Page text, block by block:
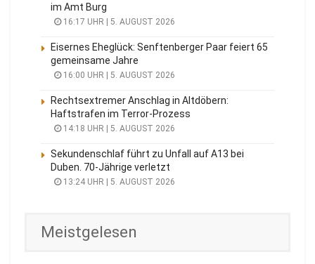
im Amt Burg
16:17 UHR | 5. AUGUST 2026
Eisernes Eheglück: Senftenberger Paar feiert 65
gemeinsame Jahre
16:00 UHR | 5. AUGUST 2026
Rechtsextremer Anschlag in Altdöbern:
Haftstrafen im Terror-Prozess
14:18 UHR | 5. AUGUST 2026
Sekundenschlaf führt zu Unfall auf A13 bei
Duben. 70-Jährige verletzt
13:24 UHR | 5. AUGUST 2026
Meistgelesen